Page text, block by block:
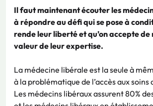
Il faut maintenant écouter les
à répondre au défi qui se pose à
rende leur liberté et qu’on accepte
valeur de leur expertise.
La médecine libérale est la seule à
à la problématique de l’accès aux
Les médecins libéraux assurent 80%